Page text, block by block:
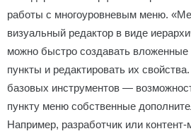
работы с многоуровневым меню.
визуальный редактор в виде
можно быстро создавать
пункты и редактировать их
базовых инструментов —
пункту меню собственные
Например, разработчик или